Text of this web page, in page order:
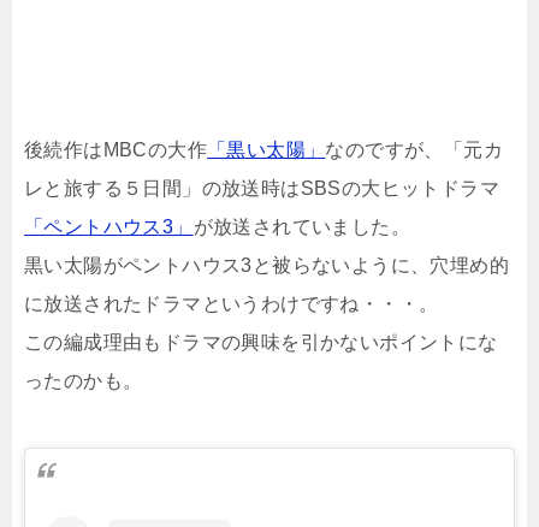
後続作はMBCの大作 「黒い太陽」 なのですが、「元カ
レと旅する５日間」の放送時はSBSの大ヒットドラマ
「ペントハウス3」 が放送されていました。
黒い太陽がペントハウス3と被らないように、穴埋め的
に放送されたドラマというわけですね・・・。
この編成理由もドラマの興味を引かないポイントにな
ったのかも。